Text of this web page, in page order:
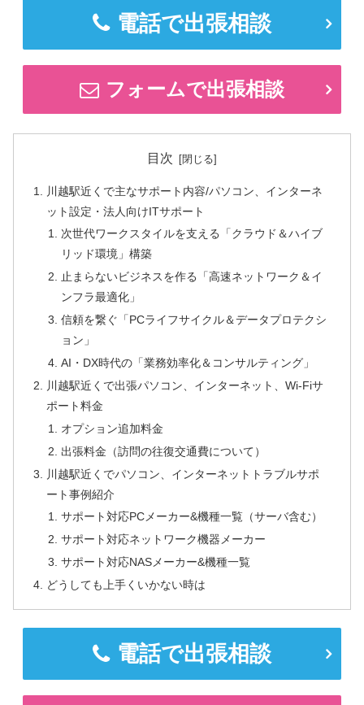
電話で出張相談
フォームで出張相談
目次
川越駅近くで主なサポート内容/パソコン、インターネ
ット設定・法人向けITサポート
次世代ワークスタイルを支える「クラウド＆ハイブ
リッド環境」構築
止まらないビジネスを作る「高速ネットワーク＆イ
ンフラ最適化」
信頼を繋ぐ「PCライフサイクル＆データプロテクシ
ョン」
AI・DX時代の「業務効率化＆コンサルティング」
川越駅近くで出張パソコン、インターネット、Wi-Fiサ
ポート料金
オプション追加料金
出張料金（訪問の往復交通費について）
川越駅近くでパソコン、インターネットトラブルサポ
ート事例紹介
サポート対応PCメーカー&機種一覧（サーバ含む）
サポート対応ネットワーク機器メーカー
サポート対応NASメーカー&機種一覧
どうしても上手くいかない時は
電話で出張相談